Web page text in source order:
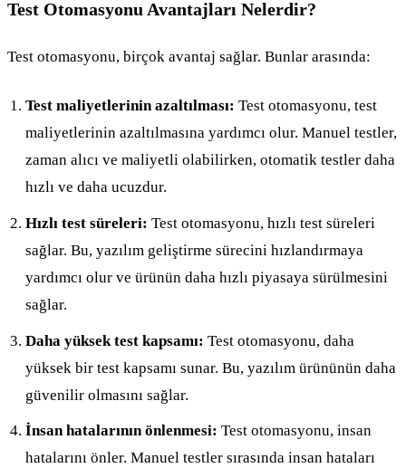
Test Otomasyonu Avantajları Nelerdir?
Test otomasyonu, birçok avantaj sağlar. Bunlar arasında:
Test maliyetlerinin azaltılması: Test otomasyonu, test
maliyetlerinin azaltılmasına yardımcı olur. Manuel testler,
zaman alıcı ve maliyetli olabilirken, otomatik testler daha
hızlı ve daha ucuzdur.
Hızlı test süreleri: Test otomasyonu, hızlı test süreleri
sağlar. Bu, yazılım geliştirme sürecini hızlandırmaya
yardımcı olur ve ürünün daha hızlı piyasaya sürülmesini
sağlar.
Daha yüksek test kapsamı: Test otomasyonu, daha
yüksek bir test kapsamı sunar. Bu, yazılım ürününün daha
güvenilir olmasını sağlar.
İnsan hatalarının önlenmesi: Test otomasyonu, insan
hatalarını önler. Manuel testler sırasında insan hataları